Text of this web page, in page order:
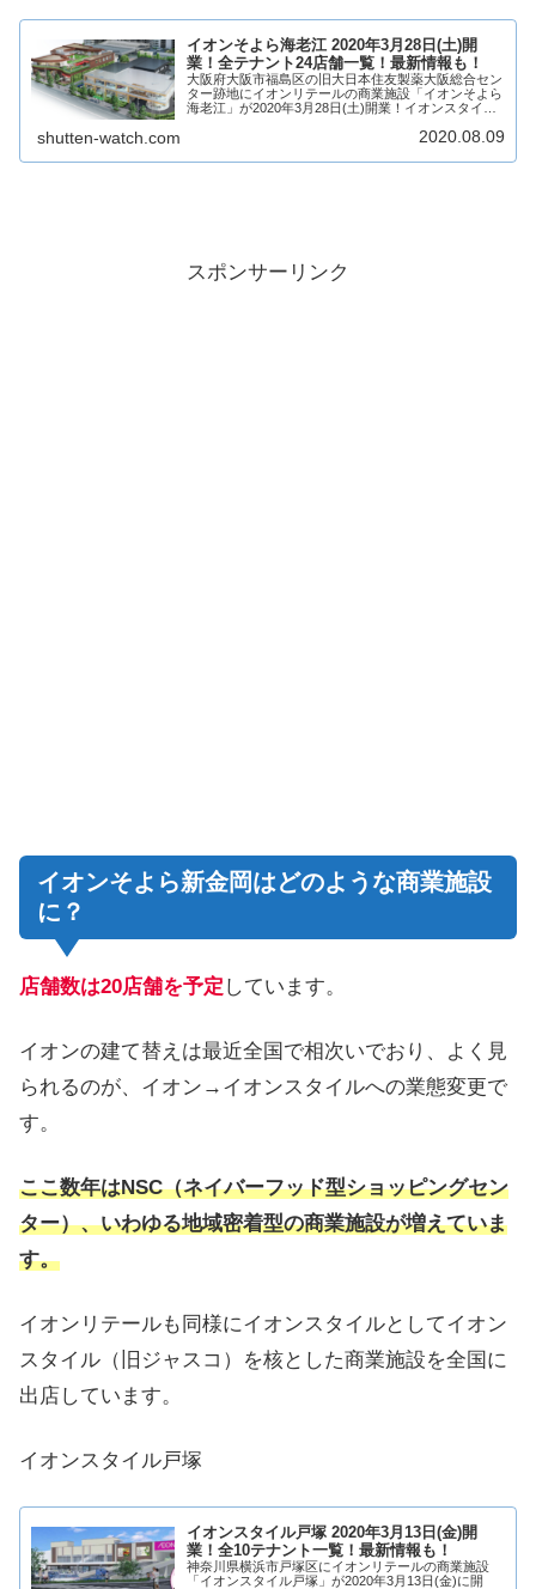
イオンそよら海老江 2020年3月28日(土)開
業！全テナント24店舗一覧！最新情報も！
大阪府大阪市福島区の旧大日本住友製薬大阪総合セン
ター跡地にイオンリテールの商業施設「イオンそよら
海老江」が2020年3月28日(土)開業！イオンスタイル
ら海老江についてテナントや求人情報につ...
shutten-watch.com 2020.08.09
スポンサーリンク
イオンそよら新金岡はどのような商業施設
に？
店舗数は20店舗を予定 しています。
イオンの建て替えは最近全国で相次いでおり、よく見
られるのが、イオン→イオンスタイルへの業態変更で
す。
ここ数年はNSC（ネイバーフッド型ショッピングセン
ター）、いわゆる地域密着型の商業施設が増えていま
す。
イオンリテールも同様にイオンスタイルとしてイオン
スタイル（旧ジャスコ）を核とした商業施設を全国に
出店しています。
イオンスタイル戸塚
イオンスタイル戸塚 2020年3月13日(金)開
業！全10テナント一覧！最新情報も！
神奈川県横浜市戸塚区にイオンリテールの商業施設
「イオンスタイル戸塚」が2020年3月13日(金)に開